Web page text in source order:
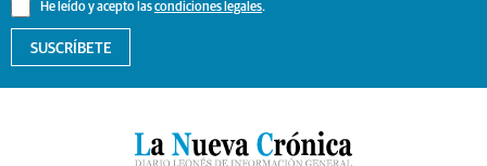
He leído y acepto lascondiciones legales.
SUSCRÍBETE